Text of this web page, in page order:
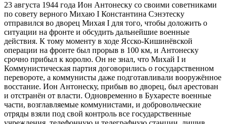
23 августа 1944 года Ион Антонеску со своими советниками
по совету верного Михаю I Константина Сэнэтеску
отправился во дворец Михая I для того, чтобы доложить о
ситуации на фронте и обсудить дальнейшие военные
действия. К тому моменту в ходе Ясско-Кишинёвской
операции на фронте был прорыв в 100 км, и Антонеску
срочно прибыл к королю. Он не знал, что Михай I и
Коммунистическая партия договорились о государственном
перевороте, а коммунисты даже подготавливали вооружённое
восстание. Ион Антонеску, прибыв во дворец, был арестован
и отстранён от власти. Одновременно в Бухаресте военные
части, возглавляемые коммунистами, и добровольческие
отряды взяли под свой контроль все государственные